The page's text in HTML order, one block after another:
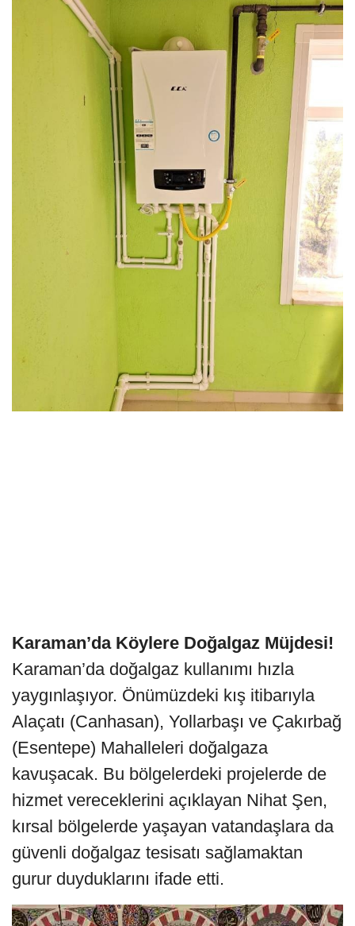
Karaman’da Köylere Doğalgaz Müjdesi!
Karaman’da doğalgaz kullanımı hızla
yaygınlaşıyor. Önümüzdeki kış itibarıyla
Alaçatı (Canhasan), Yollarbaşı ve Çakırbağ
(Esentepe) Mahalleleri doğalgaza
kavuşacak. Bu bölgelerdeki projelerde de
hizmet vereceklerini açıklayan Nihat Şen,
kırsal bölgelerde yaşayan vatandaşlara da
güvenli doğalgaz tesisatı sağlamaktan
gurur duyduklarını ifade etti.